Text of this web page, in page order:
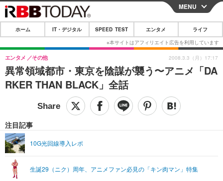
CLOSE
ホーム
IT・デジタル
IT・デジタルTOP スマートフォン
ショッピング その他
SPEED TEST
エンタメTOP 映画・ドラマ
グラビア ブログ
ライフTOP
リリース一覧
プッシュ通知の停止方法
MENU
ホーム IT・デジタル SPEED TEST エンタメ ライフ
異常領域都市・東京を陰謀が襲う〜アニメ「DA
RKER THAN BLACK」全話
エンタメ その他
注目記事
10G光回線導入レポ
生誕29（ニク）周年、アニメファン必見の「キン肉マン」特集
2008.3.3（月）17:17